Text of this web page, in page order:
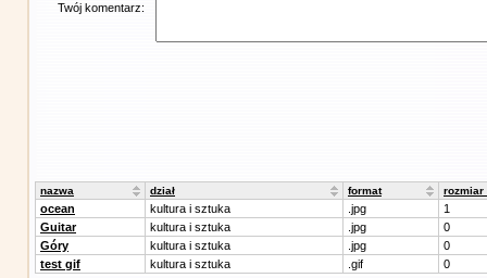
Twój komentarz:
nazwa dział format rozmiar
ocean kultura i sztuka .jpg
1
Guitar
kultura i sztuka .jpg
0
Góry
kultura i sztuka .jpg
0
test gif
kultura i sztuka .gif 0